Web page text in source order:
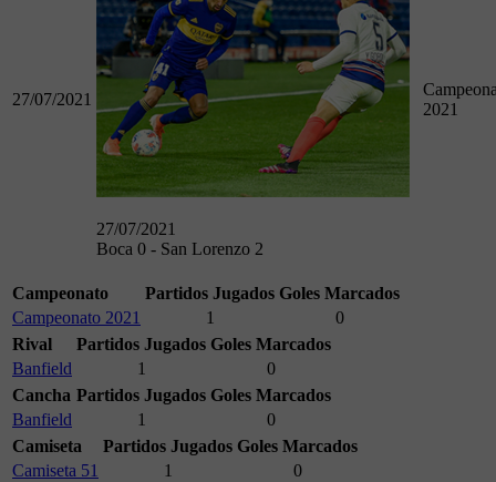
27/07/2021
27/07/2021
Boca 0 - San Lorenzo 2
2021
Campeonato Partidos Jugados Goles Marcados
Campeonato 2021
1
0
Rival
Partidos Jugados Goles Marcados
Banfield
1
0
Cancha Partidos Jugados Goles Marcados
Banfield
1
0
Camiseta
Partidos Jugados Goles Marcados
Camiseta 51
1 0